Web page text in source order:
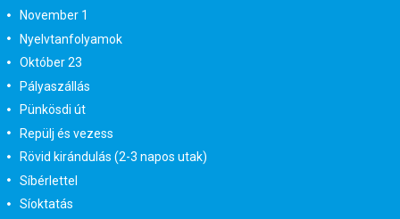
November 1
Nyelvtanfolyamok
Október 23
Pályaszállás
Pünkösdi út
Repülj és vezess
Rövid kirándulás (2-3 napos utak)
Síbérlettel
Síoktatás